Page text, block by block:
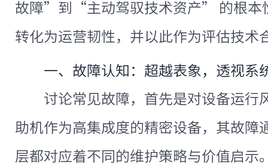
故障”到“主动驾驭技术资产” 的根本
转化为运营韧性，并以此作为评估技术
一、故障认知：超越表象，透视
讨论常见故障，首先是对设备运行
助机作为高集成度的精密设备，其故障
层都对应着不同的维护策略与价值启示